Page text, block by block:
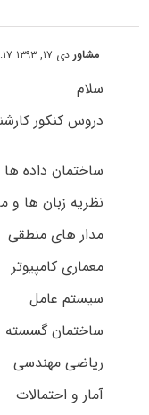
مشاوردی ۱۷, ۱۳۹۳ at ۵:۱۷ ب٫ظ
سلام
دروس کنکور
ساختمان داده ها
نظریه زبان ها و
مدار های منطقی
معماری کامپیوتر
سیستم عامل
ساختمان گسسته
ریاضی مهندسی
آمار و احتمالات